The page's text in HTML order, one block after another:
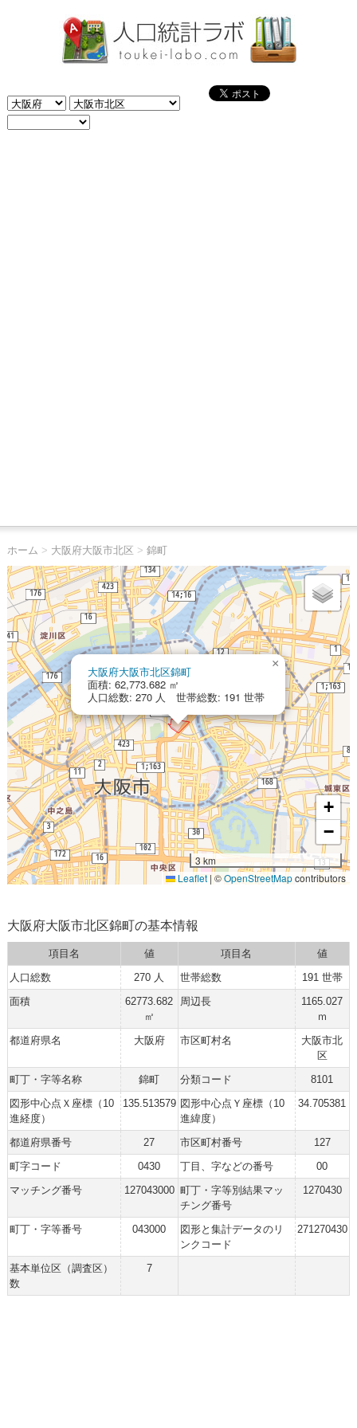
ホーム > 大阪府大阪市北区 > 錦町
大阪府大阪市北区錦町
面積: 62,773.682 ㎡
人口総数: 270 人 世帯総数: 191 世帯
×
+
−
3 km
Leaflet | ©OpenStreetMapcontributors
大阪府大阪市北区錦町の基本情報
項目名 値 項目名
値
人口総数
270 人 世帯総数
191 世帯
面積
62773.682
㎡
周辺長
1165.027
ｍ
都道府県名
大阪府 市区町村名
大阪市北
区
町丁・字等名称
錦町 分類コード
8101
図形中心点Ｘ座標（10
進経度）
135.513579 図形中心点Ｙ座標（10
進緯度）
34.705381
都道府県番号 27 市区町村番号
127
町字コード
0430 丁目、字などの番号
00
マッチング番号
127043000 町丁・字等別結果マッ
チング番号
1270430
町丁・字等番号 043000
図形と集計データのリ
ンクコード
271270430
基本単位区（調査区）
数
7